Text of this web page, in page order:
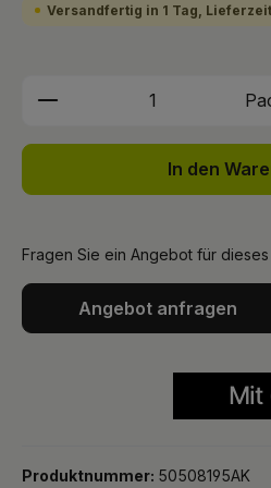
Versandfertig in 1 Tag,
Produkt Anzahl:
In den
Fragen Sie ein Angebot für
Angebot anfragen
Produktnummer: 50508195AK